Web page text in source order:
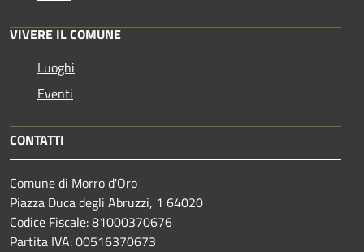
VIVERE IL COMUNE
Luoghi
Eventi
CONTATTI
Comune di Morro d'Oro
Piazza Duca degli Abruzzi, 1 64020
Codice Fiscale: 81000370676
Partita IVA: 00516370673